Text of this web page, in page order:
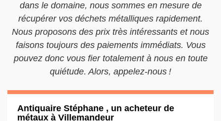
dans le domaine, nous sommes en mesure de
récupérer vos déchets métalliques rapidement.
Nous proposons des prix très intéressants et nous
faisons toujours des paiements immédiats. Vous
pouvez donc vous fier totalement à nous en toute
quiétude. Alors, appelez-nous !
Antiquaire Stéphane , un acheteur de
métaux à Villemandeur